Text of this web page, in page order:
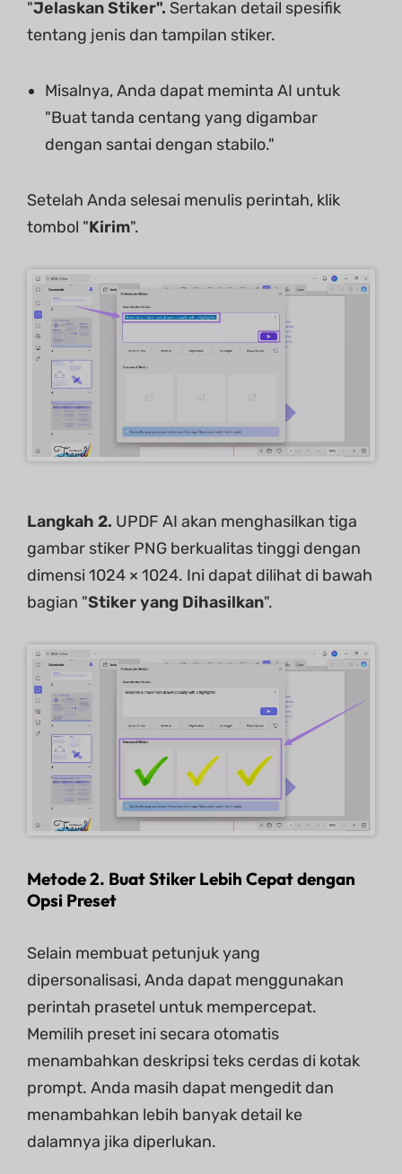
"Jelaskan Stiker". Sertakan detail spesifik
tentang jenis dan tampilan stiker.
Misalnya, Anda dapat meminta AI untuk
"Buat tanda centang yang digambar
dengan santai dengan stabilo."
Setelah Anda selesai menulis perintah, klik
tombol "Kirim".
Langkah 2. UPDF AI akan menghasilkan tiga
gambar stiker PNG berkualitas tinggi dengan
dimensi 1024 × 1024. Ini dapat dilihat di bawah
bagian "Stiker yang Dihasilkan".
Metode 2. Buat Stiker Lebih Cepat dengan
Opsi Preset
Selain membuat petunjuk yang
dipersonalisasi, Anda dapat menggunakan
perintah prasetel untuk mempercepat.
Memilih preset ini secara otomatis
menambahkan deskripsi teks cerdas di kotak
prompt. Anda masih dapat mengedit dan
menambahkan lebih banyak detail ke
dalamnya jika diperlukan.